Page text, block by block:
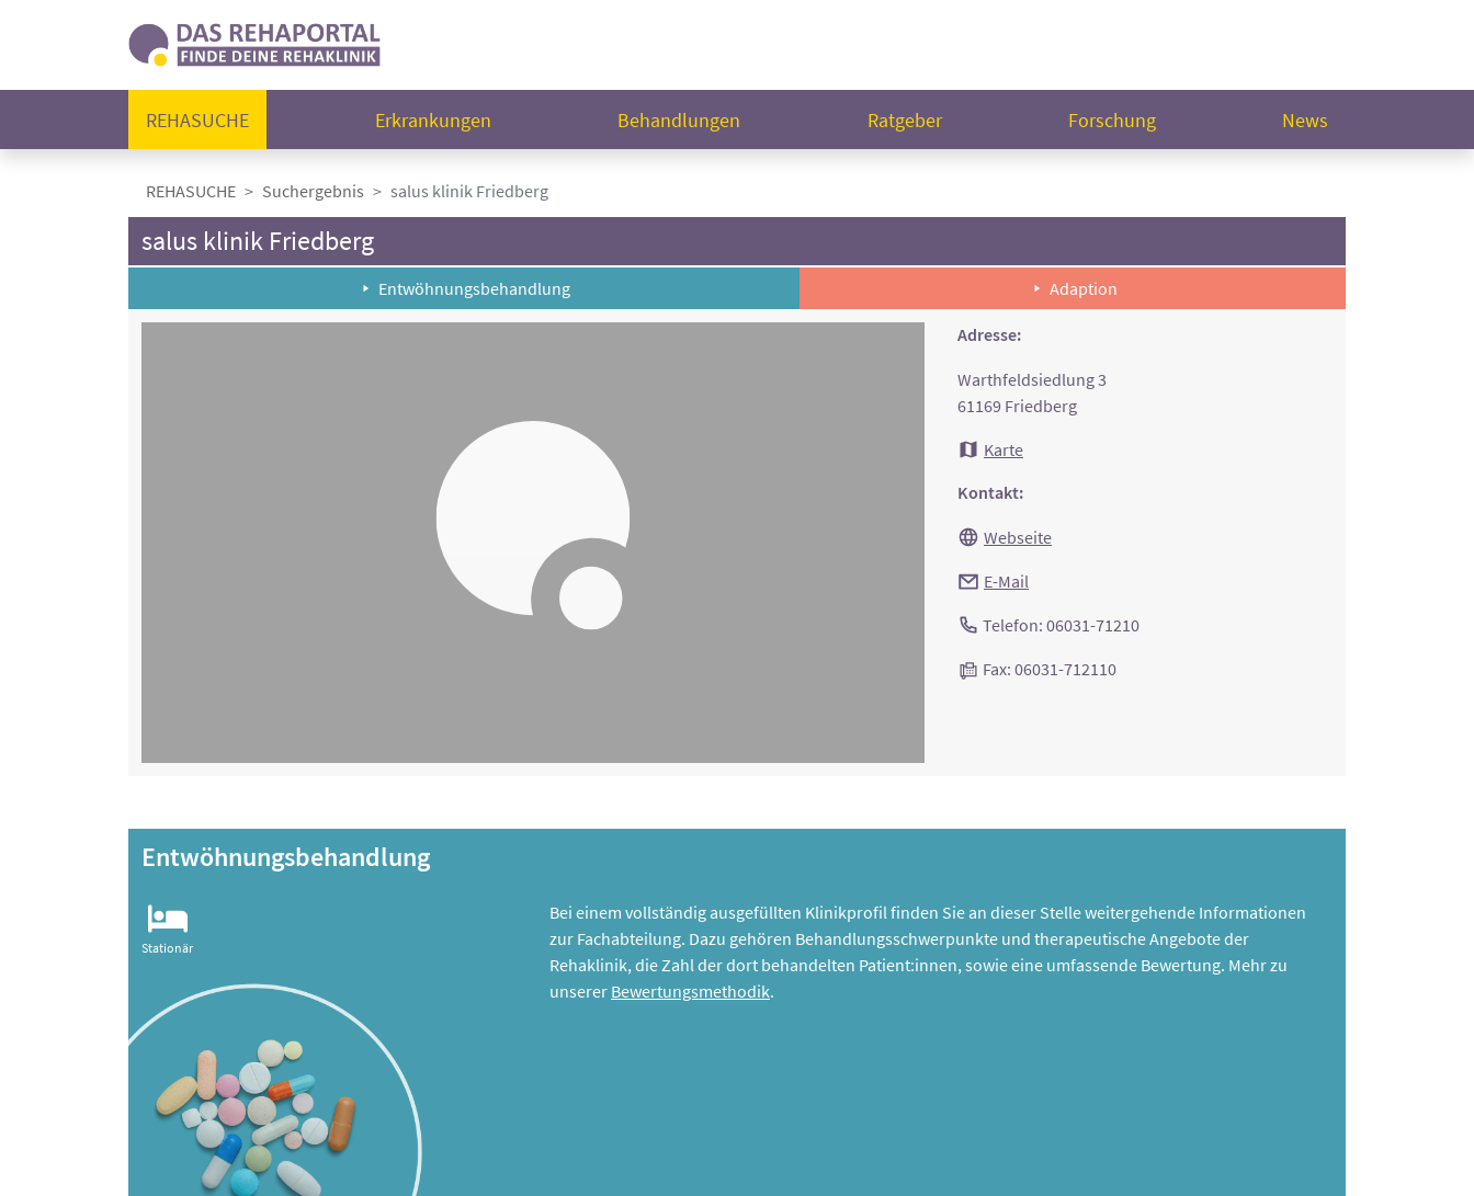
REHASUCHE Erkrankungen Behandlungen Ratgeber Forschung News
REHASUCHE Suchergebnis salus klinik Friedberg
salus klinik Friedberg
Entwöhnungsbehandlung Adaption
Adresse:
Warthfeldsiedlung 3
61169 Friedberg
Karte
Kontakt:
Webseite
E-Mail
Telefon: 06031-71210
Fax: 06031-712110
Entwöhnungsbehandlung
Stationär
Bei einem vollständig ausgefüllten Klinikprofil finden Sie an dieser Stelle weitergehende Informationen
zur Fachabteilung. Dazu gehören Behandlungsschwerpunkte und therapeutische Angebote der
Rehaklinik, die Zahl der dort behandelten Patient:innen, sowie eine umfassende Bewertung. Mehr zu
unserer Bewertungsmethodik.